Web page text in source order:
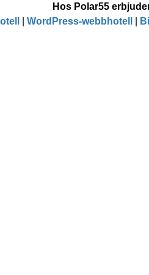
Hos Polar55
WordPress-webbhotell